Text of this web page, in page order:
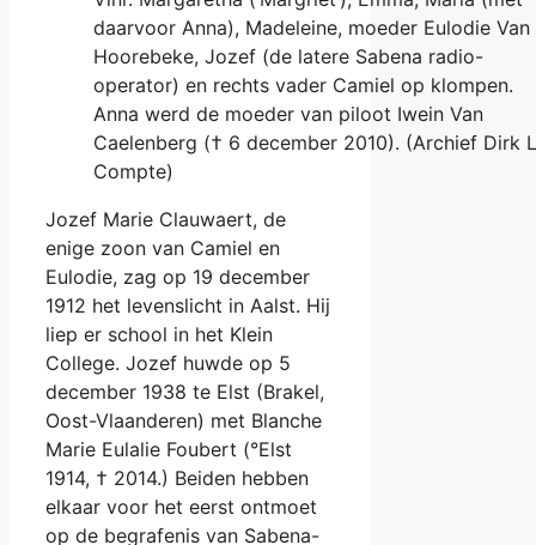
daarvoor Anna), Madeleine, moeder Eulodie Van
Hoorebeke, Jozef (de latere Sabena radio-
operator) en rechts vader Camiel op klompen.
Anna werd de moeder van piloot Iwein Van
Caelenberg († 6 december 2010). (Archief Dirk
Compte)
Jozef Marie Clauwaert, de
enige zoon van Camiel en
Eulodie, zag op 19 december
1912 het levenslicht in Aalst. Hij
liep er school in het Klein
College. Jozef huwde op 5
december 1938 te Elst (Brakel,
Oost-Vlaanderen) met Blanche
Marie Eulalie Foubert (°Elst
1914, † 2014.) Beiden hebben
elkaar voor het eerst ontmoet
op de begrafenis van Sabena-